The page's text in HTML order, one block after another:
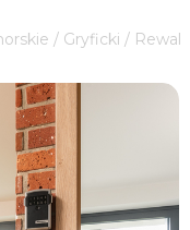
/ Gryficki / Rewal